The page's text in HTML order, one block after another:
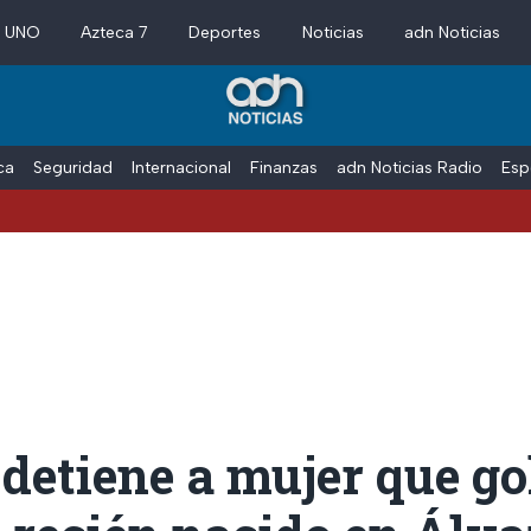
Azteca 7 Deportes Noticias adn Noticias
Seguridad Internacional Finanzas adn Noticias Radio
a mujer que